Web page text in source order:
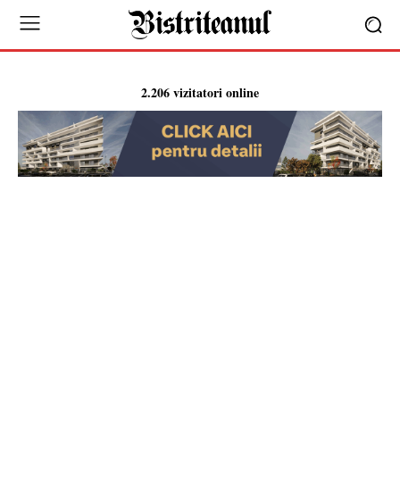
2.206 vizitatori online